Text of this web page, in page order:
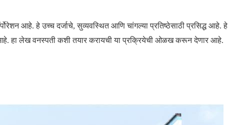
आहे. हे उच्च दर्जाचे, सुव्यवस्थित आणि चांगल्या प्रतिष्ठेसाठी प्रसिद्ध आहे. हे
हा लेख वनस्पती कशी तयार करायची या प्रक्रियेची ओळख करून देणार आहे.